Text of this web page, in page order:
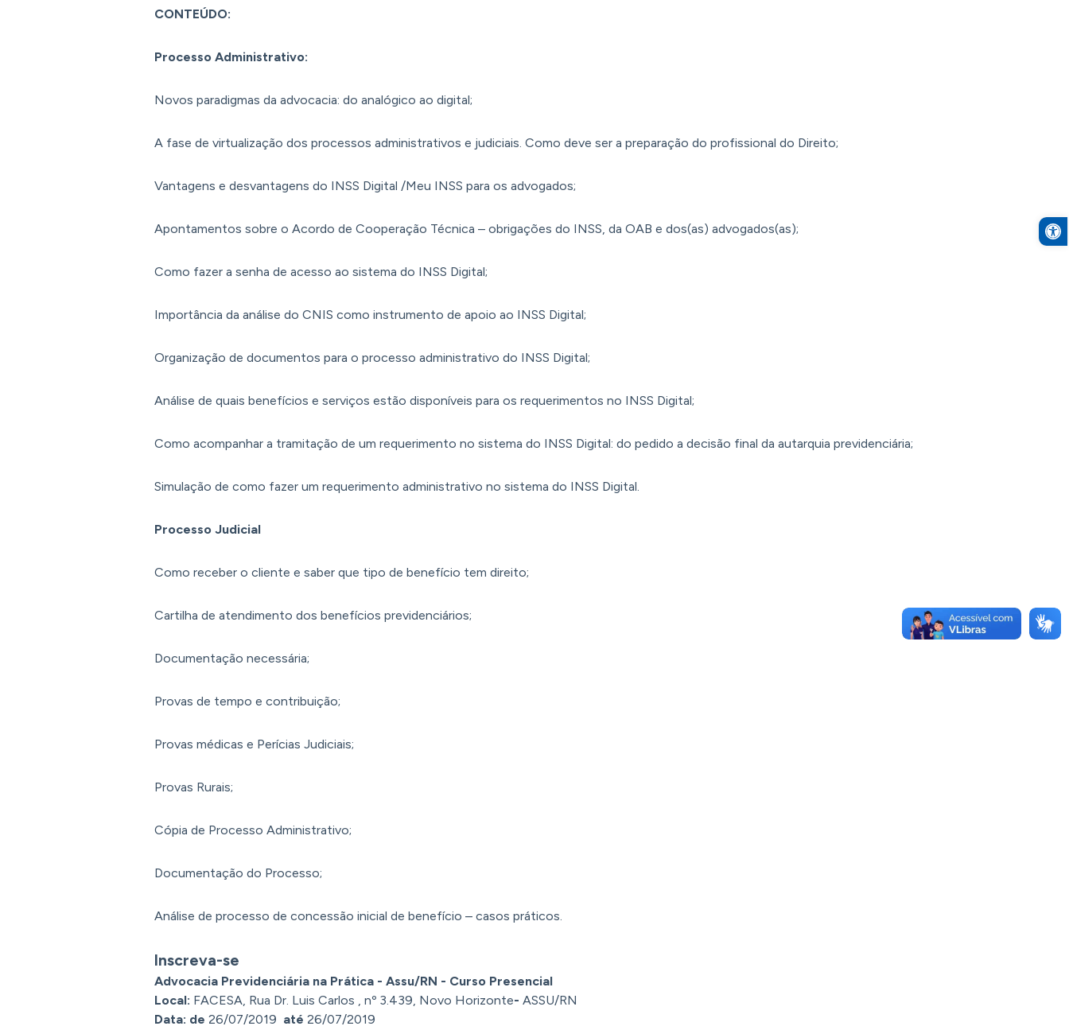
CONTEÚDO:
Processo Administrativo:
Novos paradigmas da advocacia: do analógico ao digital;
A fase de virtualização dos processos administrativos e judiciais. Como deve ser a preparação do profissional do Direito;
Vantagens e desvantagens do INSS Digital /Meu INSS para os advogados;
Apontamentos sobre o Acordo de Cooperação Técnica – obrigações do INSS, da OAB e dos(as) advogados(as);
Como fazer a senha de acesso ao sistema do INSS Digital;
Importância da análise do CNIS como instrumento de apoio ao INSS Digital;
Organização de documentos para o processo administrativo do INSS Digital;
Análise de quais benefícios e serviços estão disponíveis para os requerimentos no INSS Digital;
Como acompanhar a tramitação de um requerimento no sistema do INSS Digital: do pedido a decisão final da autarquia previdenciária;
Simulação de como fazer um requerimento administrativo no sistema do INSS Digital.
Processo Judicial
Como receber o cliente e saber que tipo de benefício tem direito;
Cartilha de atendimento dos benefícios previdenciários;
Documentação necessária;
Provas de tempo e contribuição;
Provas médicas e Perícias Judiciais;
Provas Rurais;
Cópia de Processo Administrativo;
Documentação do Processo;
Análise de processo de concessão inicial de benefício – casos práticos.
Inscreva-se
Advocacia Previdenciária na Prática - Assu/RN - Curso Presencial
Local: FACESA, Rua Dr. Luis Carlos , nº 3.439, Novo Horizonte- ASSU/RN
Data: de 26/07/2019 até 26/07/2019
Open